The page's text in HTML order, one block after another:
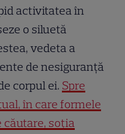
activitatea în
o siluetă
vedeta a
de nesiguranță
corpul ei. Spre
în care formele
soția